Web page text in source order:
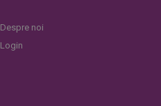
Despre noi
Login